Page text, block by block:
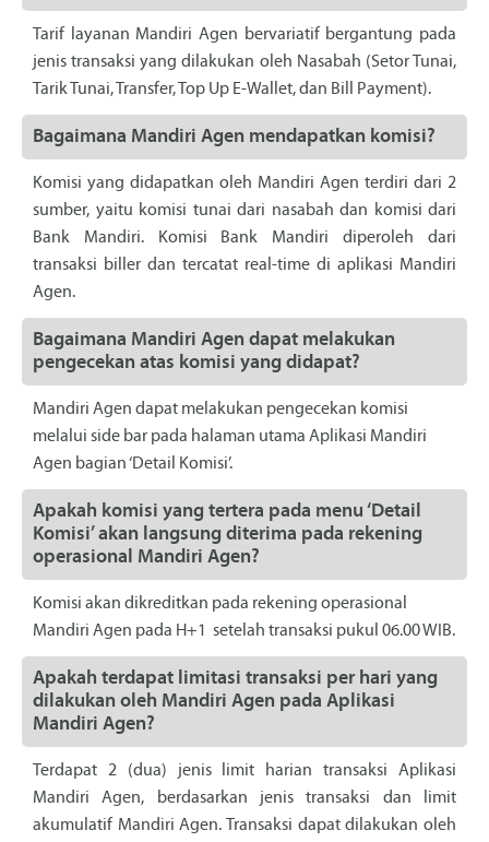
Tarif layanan Mandiri Agen bervariatif bergantung pada
jenis transaksi yang dilakukan oleh Nasabah (Setor Tunai,
Tarik Tunai, Transfer, Top Up E-Wallet, dan Bill Payment).
Bagaimana Mandiri Agen mendapatkan komisi?
Komisi yang didapatkan oleh Mandiri Agen terdiri dari 2
sumber, yaitu komisi tunai dari nasabah dan komisi dari
Bank Mandiri. Komisi Bank Mandiri diperoleh dari
transaksi biller dan tercatat real-time di aplikasi Mandiri
Agen.
Bagaimana Mandiri Agen dapat melakukan
pengecekan atas komisi yang didapat?
Mandiri Agen dapat melakukan pengecekan komisi
melalui side bar pada halaman utama Aplikasi Mandiri
Agen bagian ‘Detail Komisi’.
Apakah komisi yang tertera pada menu ‘Detail
Komisi’ akan langsung diterima pada rekening
operasional Mandiri Agen?
Komisi akan dikreditkan pada rekening operasional
Mandiri Agen pada H+1 setelah transaksi pukul 06.00 WIB.
Apakah terdapat limitasi transaksi per hari yang
dilakukan oleh Mandiri Agen pada Aplikasi
Mandiri Agen?
Terdapat 2 (dua) jenis limit harian transaksi Aplikasi
Mandiri Agen, berdasarkan jenis transaksi dan limit
akumulatif Mandiri Agen. Transaksi dapat dilakukan oleh